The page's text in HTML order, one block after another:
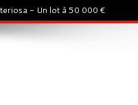
- Un lot à 50 000 €